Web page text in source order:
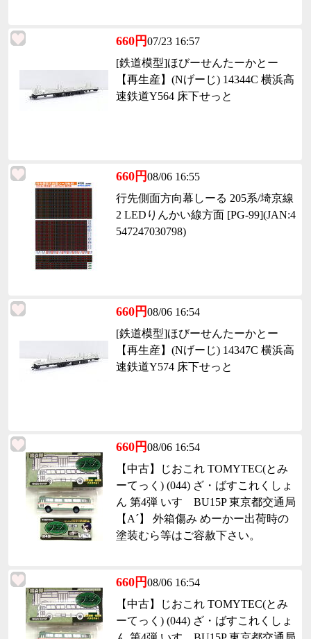
660円07/23 16:57
[鉄道模型]ほびーせんたーかとー
【再生産】(Nげーじ) 14344C 横浜高
速鉄道Y564 床下せっと
660円08/06 16:55
行先側面方向幕しーる 205系/埼京線
2 LEDりんかい線方面 [PG-99](JAN:4
547247030798)
660円08/06 16:54
[鉄道模型]ほびーせんたーかとー
【再生産】(Nげーじ) 14347C 横浜高
速鉄道Y574 床下せっと
660円08/06 16:54
【中古】じおこれ TOMYTEC(とみ
ーてっく) (044) ざ・ばすこれくしょ
ん 第4弾 いすゞBU15P 東京都交通局
【A´】 外箱傷み めーかー出荷時の
塗装むら等はご容赦下さい。
660円08/06 16:54
【中古】じおこれ TOMYTEC(とみ
ーてっく) (044) ざ・ばすこれくしょ